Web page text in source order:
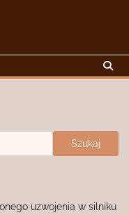
Szukaj
uzwojenia w silniku